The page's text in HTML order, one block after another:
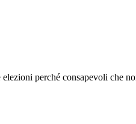
perché consapevoli che